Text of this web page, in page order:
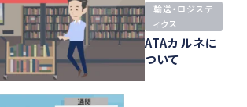
輸送・ロジステ
ィクス
ATAカルネに
ついて